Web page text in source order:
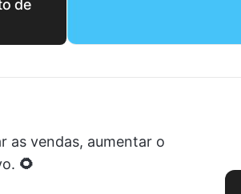
de
as vendas, aumentar o
🌻